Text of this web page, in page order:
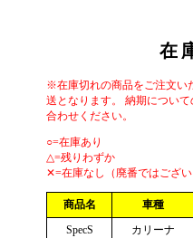
在
※在庫切れの商品をご注文い
送となります。 納期につい
合わせください。
○=在庫あり
△=残りわずか
✕=在庫なし（廃番ではござい
商品名 車種
SpecS
カリーナ